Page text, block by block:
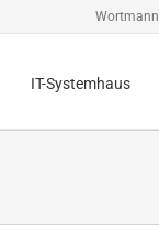
Wortmann
IT-Systemhaus